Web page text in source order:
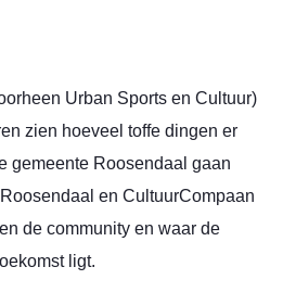
Urban Sports en Cultuur)
zien hoeveel toffe dingen er
gemeente Roosendaal gaan
en CultuurCompaan
de community en waar de
ligt.